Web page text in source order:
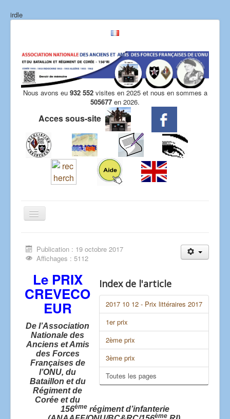
irdle
Nous avons eu 932 552visites en 2025 et nous en sommes a
505677 en 2026.
Acces sous-site
Publication : 19 octobre 2017
Affichages : 5112
Index de l'article
2017 10 12 - Prix littéraires 2017
1er prix
2ème prix
3ème prix
Toutes les pages
Le PRIX
CREVECO
EUR
De l’Association
Nationale des
Anciens et Amis
des Forces
Françaises de
l’ONU, du
Bataillon et du
Régiment de
Corée et du
156ème régiment d’infanterie
ème